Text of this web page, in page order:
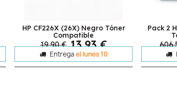
HP CF226X (26X) Negro Tóner
Compatible
19,90 € 13,93 €
Entrega el lunes 10
Pack 2